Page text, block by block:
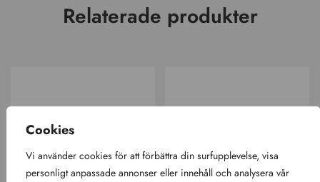
Cookies
Vi använder cookies för att förbättra din surfupplevelse, visa
personligt anpassade annonser eller innehåll och analysera vår
Relaterade produkter